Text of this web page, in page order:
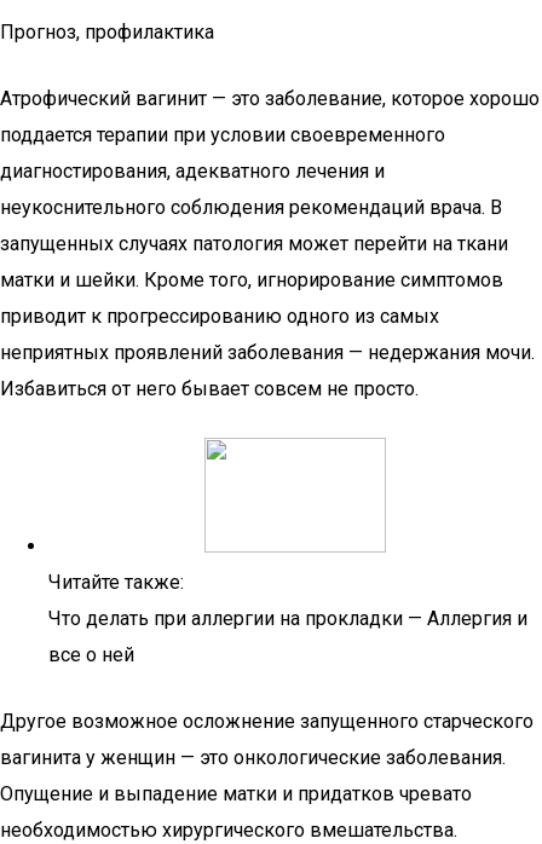
Прогноз, профилактика
Атрофический вагинит — это заболевание, которое хорошо
поддается терапии при условии своевременного
диагностирования, адекватного лечения и
неукоснительного соблюдения рекомендаций врача. В
запущенных случаях патология может перейти на ткани
матки и шейки. Кроме того, игнорирование симптомов
приводит к прогрессированию одного из самых
неприятных проявлений заболевания — недержания мочи.
Избавиться от него бывает совсем не просто.
Читайте также:
Что делать при аллергии на прокладки — Аллергия и
все о ней
Другое возможное осложнение запущенного старческого
вагинита у женщин — это онкологические заболевания.
Опущение и выпадение матки и придатков чревато
необходимостью хирургического вмешательства.